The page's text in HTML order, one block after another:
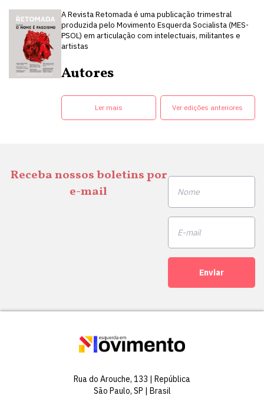
A Revista Retomada é uma publicação trimestral
produzida pelo Movimento Esquerda Socialista (MES-
PSOL) em articulação com intelectuais, militantes e
artistas
Autores
Ler mais Ver edições anteriores
Receba nossos boletins por
e-mail
Enviar
Rua do Arouche, 133 | República
São Paulo, SP | Brasil